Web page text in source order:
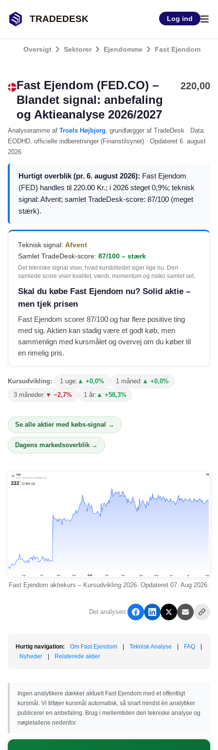
TRADEDESK Log ind
Oversigt Sektorer Ejendomme Fast Ejendom
Fast Ejendom (FED.CO) –
Blandet signal: anbefaling
og Aktieanalyse 2026/2027
220,00
Analyseramme af Troels Højbjerg, grundlægger af TradeDesk · Data:
EODHD, officielle indberetninger (Finanstilsynet) · Opdateret 6. august
2026
Hurtigt overblik (pr. 6. august 2026): Fast Ejendom
(FED) handles til 220.00 Kr.; i 2026 steget 0,9%; teknisk
signal: Afvent; samlet TradeDesk-score: 87/100 (meget
stærk).
Teknisk signal: Afvent
Samlet TradeDesk-score: 87/100 – stærk
Det tekniske signal viser, hvad kursbilledet siger lige nu. Den
samlede score viser kvalitet, værdi, momentum og risiko samlet set.
Skal du købe Fast Ejendom nu? Solid aktie –
men tjek prisen
Fast Ejendom scorer 87/100 og har flere positive ting
med sig. Aktien kan stadig være et godt køb, men
sammenlign med kursmålet og overvej om du køber til
en rimelig pris.
Kursudvikling: 1 uge: ▲ +0,0% 1 måned: ▲ +0,0%
3 måneder: ▼ −2,7% 1 år: ▲ +58,3%
Se alle aktier med købs-signal →
Dagens markedsoverblik →
Fast Ejendom aktiekurs – Kursudvikling 2026. Opdateret 07. Aug 2026.
Del analysen:
Hurtig navigation: Om Fast Ejendom Teknisk Analyse FAQ
Nyheder
Relaterede aktier
Ingen analytikere dækker aktuelt Fast Ejendom med et offentligt
kursmål. Vi tilføjer kursmål automatisk, så snart mindst én analytiker
publicerer en anbefaling. Brug i mellemtiden den tekniske analyse og
nøgletallene nedenfor.